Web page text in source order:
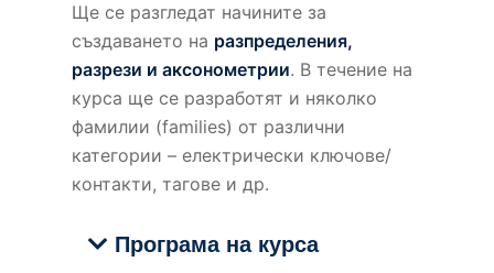
Ще се разгледат начините за
създаването на разпределения,
разрези и аксонометрии. В течение на
курса ще се разработят и няколко
фамилии (families) от различни
категории – електрически ключове/
контакти, тагове и др.
Програма на курса